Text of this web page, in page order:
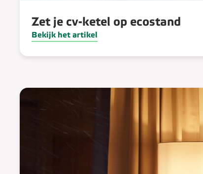
Zet je cv-ketel op ecostand
Bekijk het artikel